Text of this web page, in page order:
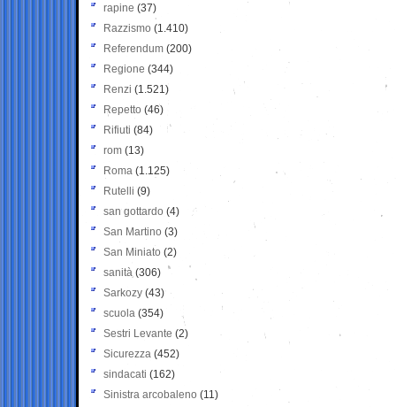
rapine (37)
Razzismo (1.410)
Referendum (200)
Regione (344)
Renzi (1.521)
Repetto (46)
Rifiuti (84)
rom (13)
Roma (1.125)
Rutelli (9)
san gottardo (4)
San Martino (3)
San Miniato (2)
sanità (306)
Sarkozy (43)
scuola (354)
Sestri Levante (2)
Sicurezza (452)
sindacati (162)
Sinistra arcobaleno (11)